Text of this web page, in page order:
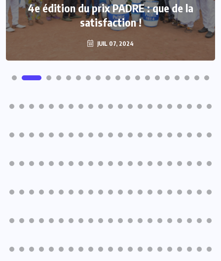
4e édition du prix PADRE : que de la
satisfaction !
JUIL 07, 2024